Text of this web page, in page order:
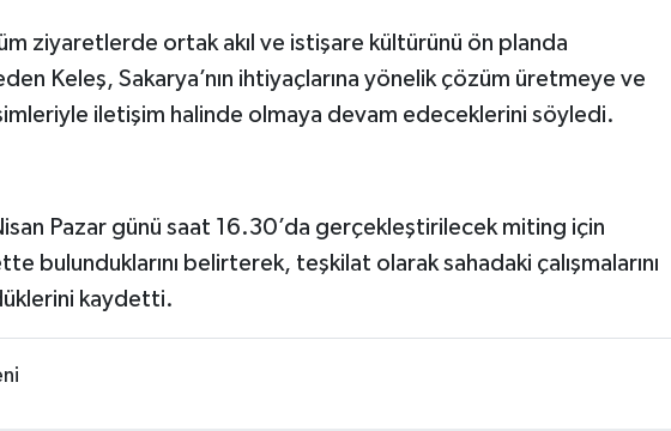
ziyaretlerde ortak akıl ve istişare kültürünü ön planda
Keleş, Sakarya’nın ihtiyaçlarına yönelik çözüm üretmeye ve
iletişim halinde olmaya devam edeceklerini söyledi.
Pazar günü saat 16.30’da gerçekleştirilecek miting için
bulunduklarını belirterek, teşkilat olarak sahadaki çalışmalarını
kaydetti.